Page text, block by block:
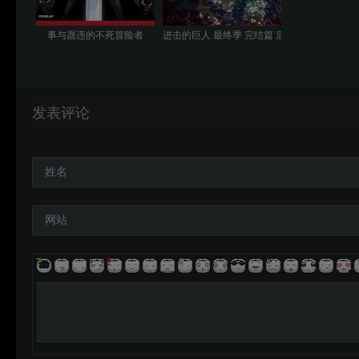
事与愿违的不死冒险者 进击的巨人 最终季 完结篇 后篇
发表评论
姓名
网站